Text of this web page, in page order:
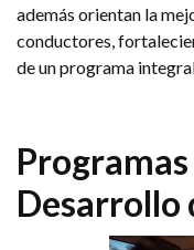
además orientan la
conductores,
de un programa
Desarrollo